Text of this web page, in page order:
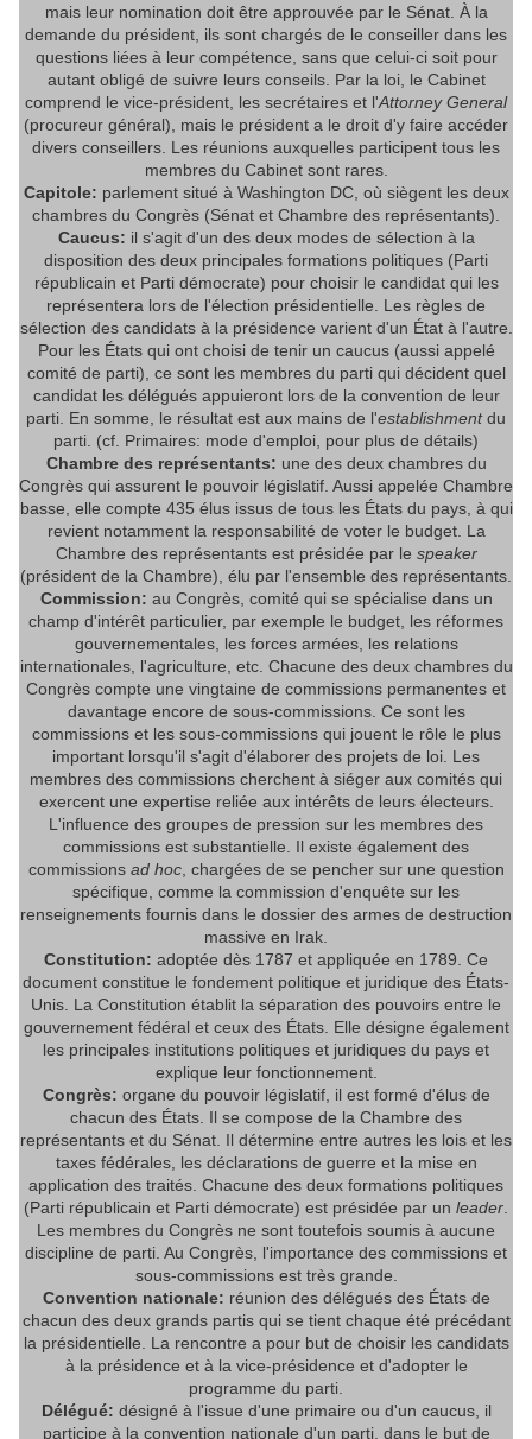
mais leur nomination doit être approuvée par le Sénat. À la
demande du président, ils sont chargés de le conseiller dans les
questions liées à leur compétence, sans que celui-ci soit pour
autant obligé de suivre leurs conseils. Par la loi, le Cabinet
comprend le vice-président, les secrétaires et l'Attorney General
(procureur général), mais le président a le droit d'y faire accéder
divers conseillers. Les réunions auxquelles participent tous les
membres du Cabinet sont rares.
Capitole: parlement situé à Washington DC, où siègent les deux
chambres du Congrès (Sénat et Chambre des représentants).
Caucus: il s'agit d'un des deux modes de sélection à la
disposition des deux principales formations politiques (Parti
républicain et Parti démocrate) pour choisir le candidat qui les
représentera lors de l'élection présidentielle. Les règles de
sélection des candidats à la présidence varient d'un État à l'autre.
Pour les États qui ont choisi de tenir un caucus (aussi appelé
comité de parti), ce sont les membres du parti qui décident quel
candidat les délégués appuieront lors de la convention de leur
parti. En somme, le résultat est aux mains de l'establishmentdu
parti. (cf. Primaires: mode d'emploi, pour plus de détails)
Chambre des représentants: une des deux chambres du
Congrès qui assurent le pouvoir législatif. Aussi appelée Chambre
basse, elle compte 435 élus issus de tous les États du pays, à qui
revient notamment la responsabilité de voter le budget. La
Chambre des représentants est présidée par le speaker
(président de la Chambre), élu par l'ensemble des représentants.
Commission: au Congrès, comité qui se spécialise dans un
champ d'intérêt particulier, par exemple le budget, les réformes
gouvernementales, les forces armées, les relations
internationales, l'agriculture, etc. Chacune des deux chambres du
Congrès compte une vingtaine de commissions permanentes et
davantage encore de sous-commissions. Ce sont les
commissions et les sous-commissions qui jouent le rôle le plus
important lorsqu'il s'agit d'élaborer des projets de loi. Les
membres des commissions cherchent à siéger aux comités qui
exercent une expertise reliée aux intérêts de leurs électeurs.
L'influence des groupes de pression sur les membres des
commissions est substantielle. Il existe également des
commissions ad hoc, chargées de se pencher sur une question
spécifique, comme la commission d'enquête sur les
renseignements fournis dans le dossier des armes de destruction
massive en Irak.
Constitution: adoptée dès 1787 et appliquée en 1789. Ce
document constitue le fondement politique et juridique des États-
Unis. La Constitution établit la séparation des pouvoirs entre le
gouvernement fédéral et ceux des États. Elle désigne également
les principales institutions politiques et juridiques du pays et
explique leur fonctionnement.
Congrès: organe du pouvoir législatif, il est formé d'élus de
chacun des États. Il se compose de la Chambre des
représentants et du Sénat. Il détermine entre autres les lois et les
taxes fédérales, les déclarations de guerre et la mise en
application des traités. Chacune des deux formations politiques
(Parti républicain et Parti démocrate) est présidée par un leader
Les membres du Congrès ne sont toutefois soumis à aucune
discipline de parti. Au Congrès, l'importance des commissions et
sous-commissions est très grande.
Convention nationale: réunion des délégués des États de
chacun des deux grands partis qui se tient chaque été précédant
la présidentielle. La rencontre a pour but de choisir les candidats
à la présidence et à la vice-présidence et d'adopter le
programme du parti.
Délégué: désigné à l'issue d'une primaire ou d'un caucus, il
participe à la convention nationale d'un parti, dans le but de